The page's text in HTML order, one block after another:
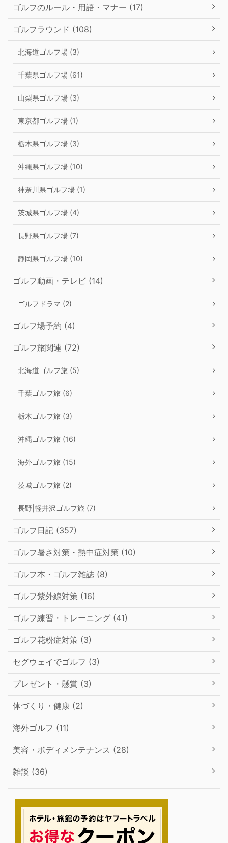
ゴルフのルール・用語・マナー (17)
ゴルフラウンド (108)
北海道ゴルフ場 (3)
千葉県ゴルフ場 (61)
山梨県ゴルフ場 (3)
東京都ゴルフ場 (1)
栃木県ゴルフ場 (3)
沖縄県ゴルフ場 (10)
神奈川県ゴルフ場 (1)
茨城県ゴルフ場 (4)
長野県ゴルフ場 (7)
静岡県ゴルフ場 (10)
ゴルフ動画・テレビ (14)
ゴルフドラマ (2)
ゴルフ場予約 (4)
ゴルフ旅関連 (72)
北海道ゴルフ旅 (5)
千葉ゴルフ旅 (6)
栃木ゴルフ旅 (3)
沖縄ゴルフ旅 (16)
海外ゴルフ旅 (15)
茨城ゴルフ旅 (2)
長野|軽井沢ゴルフ旅 (7)
ゴルフ日記 (357)
ゴルフ暑さ対策・熱中症対策 (10)
ゴルフ本・ゴルフ雑誌 (8)
ゴルフ紫外線対策 (16)
ゴルフ練習・トレーニング (41)
ゴルフ花粉症対策 (3)
セグウェイでゴルフ (3)
プレゼント・懸賞 (3)
体づくり・健康 (2)
海外ゴルフ (11)
美容・ボディメンテナンス (28)
雑談 (36)